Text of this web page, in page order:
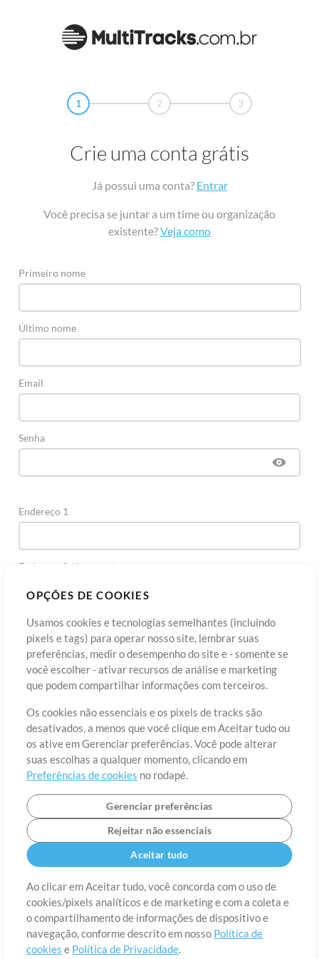
OPÇÕES DE COOKIES
Usamos cookies e tecnologias semelhantes (incluindo
pixels e tags) para operar nosso site, lembrar suas
preferências, medir o desempenho do site e - somente se
você escolher - ativar recursos de análise e marketing
que podem compartilhar informações com terceiros.
Os cookies não essenciais e os pixels de tracks são
desativados, a menos que você clique em Aceitar tudo ou
os ative em Gerenciar preferências. Você pode alterar
suas escolhas a qualquer momento, clicando em
Preferências de cookies no rodapé.
Gerenciar preferências
Rejeitar não essenciais
Aceitar tudo
Ao clicar em Aceitar tudo, você concorda com o uso de
cookies/pixels analíticos e de marketing e com a coleta e
o compartilhamento de informações de dispositivo e
navegação, conforme descrito em nosso Política de
cookies e Política de Privacidade.
1 2 3
Crie uma conta grátis
Já possui uma conta? Entrar
Você precisa se juntar a um time ou organização
existente?Veja como
Primeiro nome
Último nome
Email
Senha
Endereço 1
Endereço 2 (Opcional)
Cidade
País CEP
Estado Idioma
Sobre Termos de Uso Política de Privacidade
Preferências de
cookies
Contato
©2006-2026 por MultiTracks LLC. Todos os Direitos Reservados.